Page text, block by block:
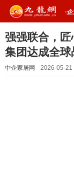
·
强强联合，
集团达成全
中企家居网 2026-05-21